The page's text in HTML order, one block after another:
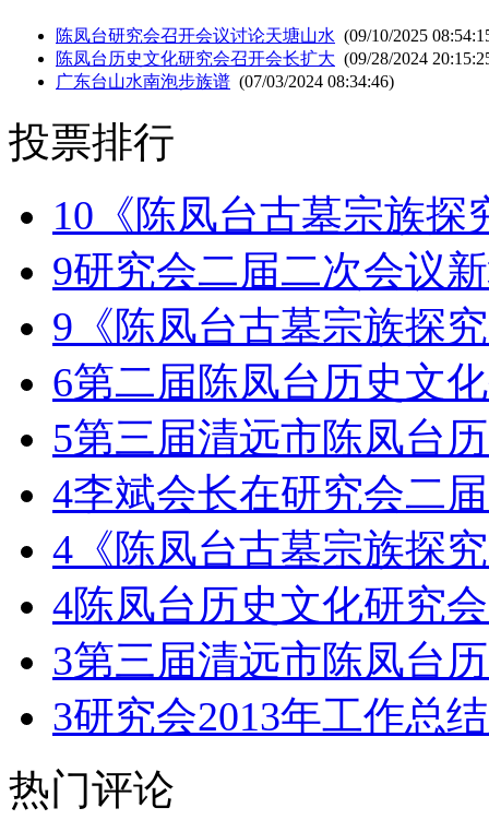
陈凤台研究会召开会议讨论天塘山水 (09/10/2025
陈凤台历史文化研究会召开会长扩大 (09/28/2024
广东台山水南泡步族谱 (07/03/2024 08:34:46)
投票排行
10 《陈凤台古墓宗族
9研究会二届二次会议
9 《陈凤台古墓宗族探
6第二届陈凤台历史文
5第三届清远市陈凤台
4李斌会长在研究会二
4 《陈凤台古墓宗族探
4陈凤台历史文化研究
3第三届清远市陈凤台
3研究会2013年工作总
热门评论